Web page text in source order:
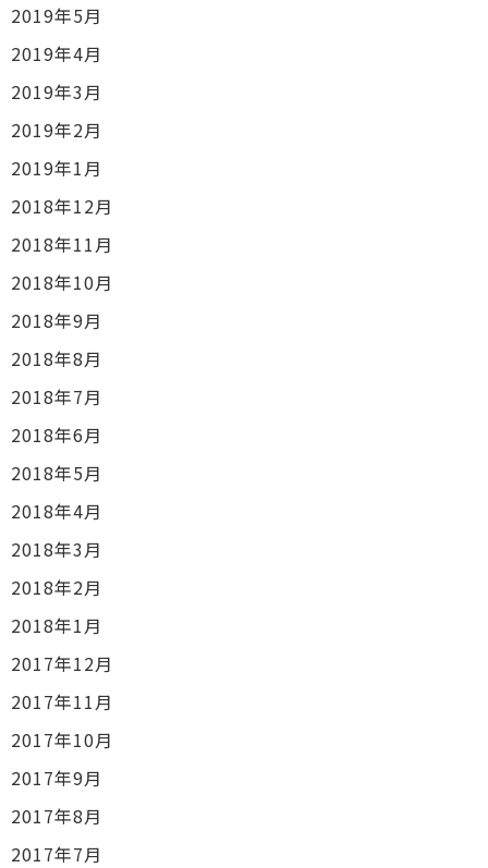
2019年5月
2019年4月
2019年3月
2019年2月
2019年1月
2018年12月
2018年11月
2018年10月
2018年9月
2018年8月
2018年7月
2018年6月
2018年5月
2018年4月
2018年3月
2018年2月
2018年1月
2017年12月
2017年11月
2017年10月
2017年9月
2017年8月
2017年7月